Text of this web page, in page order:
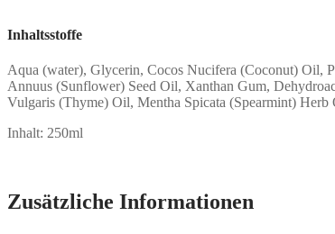
Inhaltsstoffe
Aqua (water), Glycerin, Cocos Nucifera (Coconut) Oil,
Annuus (Sunflower) Seed Oil, Xanthan Gum,
Vulgaris (Thyme) Oil, Mentha Spicata (Spearmint)
Inhalt: 250ml
Zusätzliche Informationen